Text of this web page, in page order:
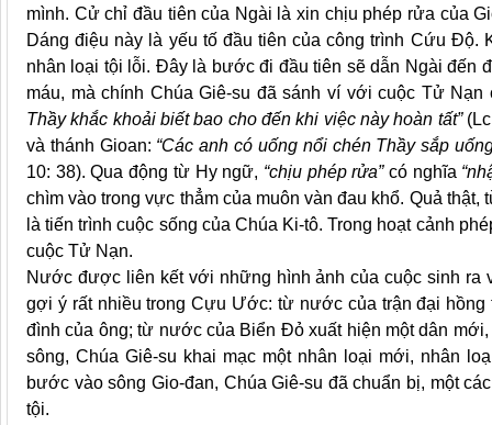
mình. Cử chỉ đầu tiên của Ngài là xin chịu phép rửa của
Dáng điệu này là yếu tố đầu tiên của công trình Cứu
nhân loại tội lỗi. Đây là bước đi đầu tiên sẽ dẫn Ngài đến
máu, mà chính Chúa Giê-su đã sánh ví với cuộc Tử
Thầy khắc khoải biết bao cho đến khi việc này hoàn tất”(Lc
và thánh Gioan: “Các anh có uống nổi chén Thầy sắp
10: 38). Qua động từ Hy ngữ, “chịu phép rửa”có nghĩa
chìm vào trong vực thẳm của muôn vàn đau khổ. Quả
là tiến trình cuộc sống của Chúa Ki-tô. Trong hoạt cảnh
cuộc Tử Nạn.
Nước được liên kết với những hình ảnh của cuộc sinh
gợi ý rất nhiều trong Cựu Ước: từ nước của trận đại
đình của ông; từ nước của Biển Đỏ xuất hiện một dân
sông, Chúa Giê-su khai mạc một nhân loại mới, nhân
bước vào sông Gio-đan, Chúa Giê-su đã chuẩn bị, một
tội.